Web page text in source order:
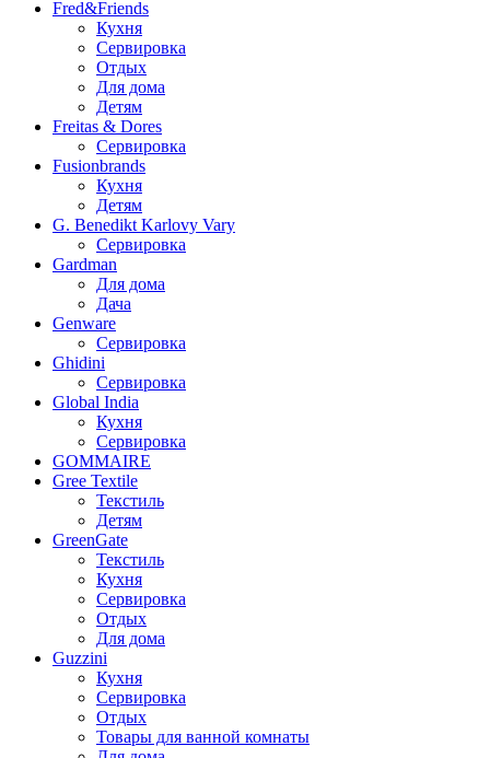
Fred&Friends
Кухня
Сервировка
Отдых
Для дома
Детям
Freitas & Dores
Сервировка
Fusionbrands
Кухня
Детям
G. Benedikt Karlovy Vary
Сервировка
Gardman
Для дома
Дача
Genware
Сервировка
Ghidini
Сервировка
Global India
Кухня
Сервировка
GOMMAIRE
Gree Textile
Текстиль
Детям
GreenGate
Текстиль
Кухня
Сервировка
Отдых
Для дома
Guzzini
Кухня
Сервировка
Отдых
Товары для ванной комнаты